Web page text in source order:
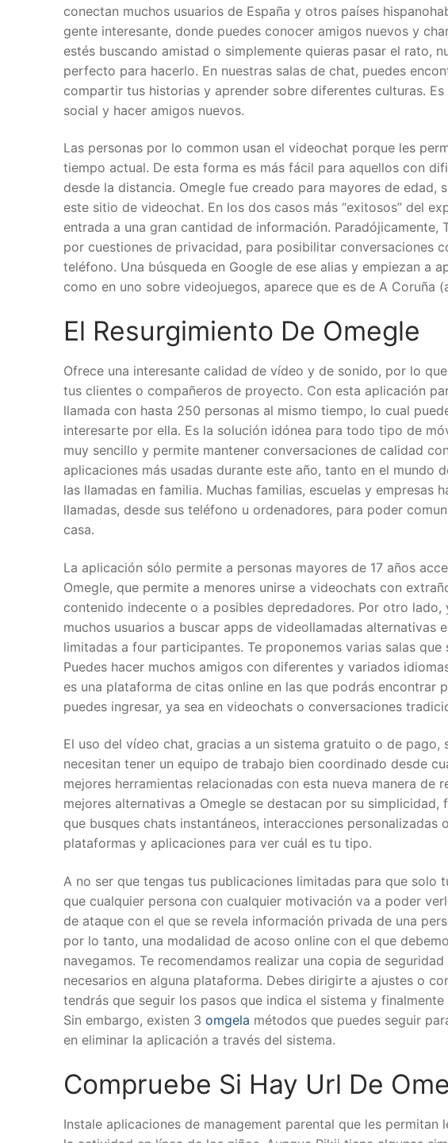
conectan muchos usuarios de España y otros países
gente interesante, donde puedes conocer amigos nuevos y
estés buscando amistad o simplemente quieras pasar el rato,
perfecto para hacerlo. En nuestras salas de chat, puedes
compartir tus historias y aprender sobre diferentes culturas.
social y hacer amigos nuevos.
Las personas por lo common usan el videochat porque les
tiempo actual. De esta forma es más fácil para aquellos con
desde la distancia. Omegle fue creado para mayores de edad,
este sitio de videochat. En los dos casos más “exitosos” del
entrada a una gran cantidad de información.
por cuestiones de privacidad, para posibilitar conversaciones
teléfono. Una búsqueda en Google de ese alias y empiezan a
como en uno sobre videojuegos, aparece que es de A Coruña
El Resurgimiento De Omegle
Ofrece una interesante calidad de vídeo y de sonido, por lo
tus clientes o compañeros de proyecto. Con esta aplicación
llamada con hasta 250 personas al mismo tiempo, lo cual
interesarte por ella. Es la solución idónea para todo tipo de
muy sencillo y permite mantener conversaciones de calidad
aplicaciones más usadas durante este año, tanto en el mundo
las llamadas en familia. Muchas familias, escuelas y empresas
llamadas, desde sus teléfono u ordenadores, para poder
casa.
La aplicación sólo permite a personas mayores de 17 años
Omegle, que permite a menores unirse a videochats con
contenido indecente o a posibles depredadores. Por otro
muchos usuarios a buscar apps de videollamadas alternativas
limitadas a four participantes. Te proponemos varias salas
Puedes hacer muchos amigos con diferentes y variados
es una plataforma de citas online en las que podrás encontrar
puedes ingresar, ya sea en videochats o conversaciones
El uso del vídeo chat, gracias a un sistema gratuito o de
necesitan tener un equipo de trabajo bien coordinado desde
mejores herramientas relacionadas con esta nueva manera de
mejores alternativas a Omegle se destacan por su
que busques chats instantáneos, interacciones personalizadas
plataformas y aplicaciones para ver cuál es tu tipo.
A no ser que tengas tus publicaciones limitadas para que solo
que cualquier persona con cualquier motivación va a poder
de ataque con el que se revela información privada de una
por lo tanto, una modalidad de acoso online con el que
navegamos. Te recomendamos realizar una copia de
necesarios en alguna plataforma. Debes dirigirte a ajustes o
tendrás que seguir los pasos que indica el sistema y
Sin embargo, existen 3 omgela métodos que puedes seguir
en eliminar la aplicación a través del sistema.
Compruebe Si Hay Url De
Instale aplicaciones de management parental que les